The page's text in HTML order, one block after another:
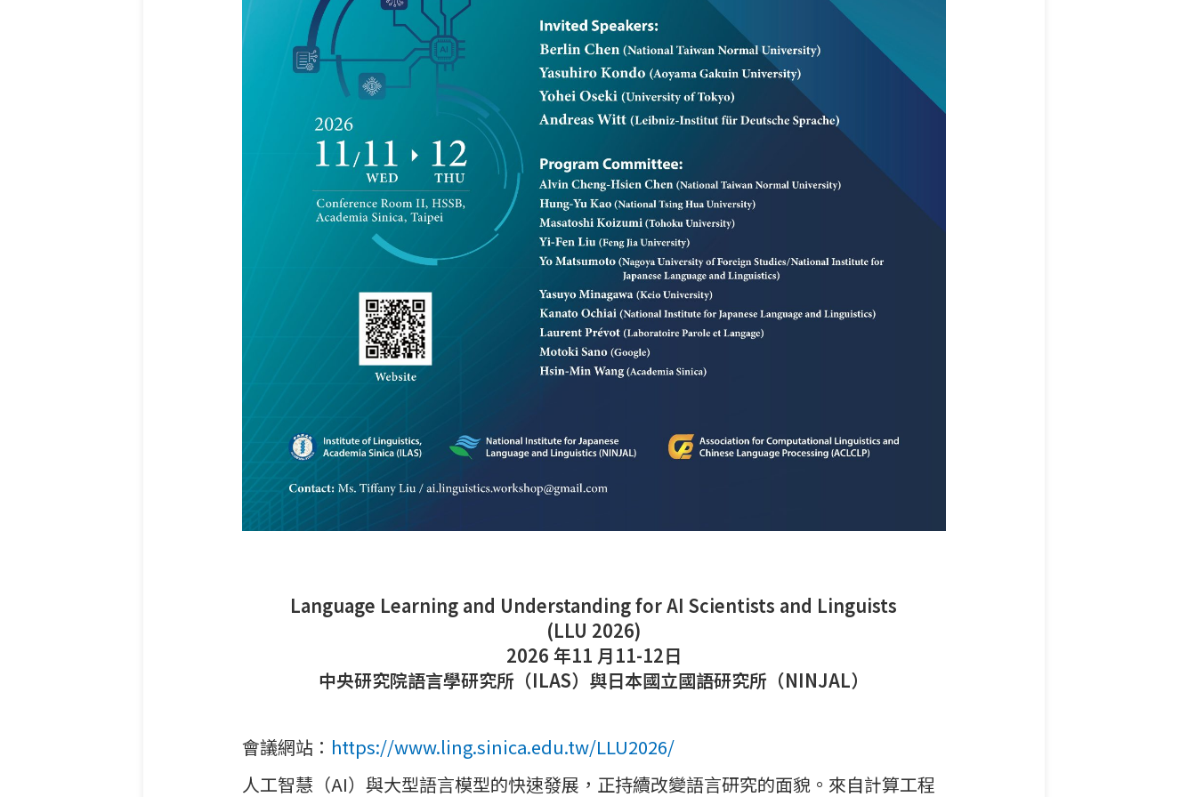
Language Learning and Understanding for AI Scientists and Linguists
(LLU 2026)
2026 年11 月11-12日
中央研究院語言學研究所（ILAS）與日本國立國語研究所（NINJAL）
會議網站： https://www.ling.sinica.edu.tw/LLU2026/
人工智慧（AI）與大型語言模型的快速發展，正持續改變語言研究的面貌。來自計算工程